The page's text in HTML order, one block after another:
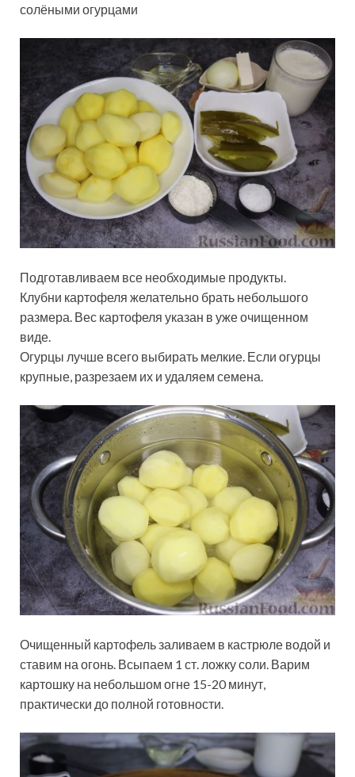
солёными огурцами
Подготавливаем все необходимые продукты.
Клубни картофеля желательно брать небольшого
размера. Вес картофеля указан в уже очищенном
виде.
Огурцы лучше всего выбирать мелкие. Если огурцы
крупные, разрезаем их и удаляем семена.
Очищенный картофель заливаем в кастрюле водой и
ставим на огонь. Всыпаем 1 ст. ложку соли. Варим
картошку на небольшом огне 15-20 минут,
практически до полной готовности.